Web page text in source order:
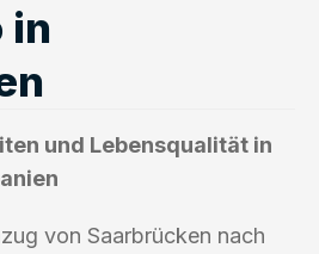
in
und Lebensqualität in
von Saarbrücken nach